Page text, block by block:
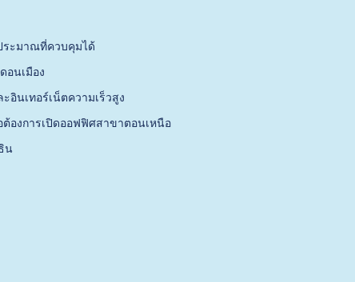
ระมาณที่ควบคุมได้
อนเมือง
อินเทอร์เน็ตความเร็วสูง
องการเปิดออฟฟิศสาขาตอนเหนือ
น